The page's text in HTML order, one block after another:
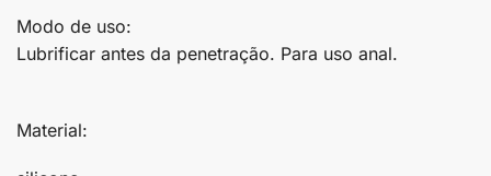
Modo de uso:
Lubrificar antes da penetração. Para uso anal.
Material: